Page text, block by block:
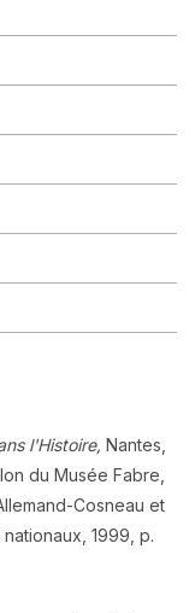
l'Histoire, Nantes,
du Musée Fabre,
Cosneau et
1999, p.